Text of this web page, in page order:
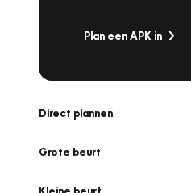
Plan een APK in
Direct plannen
Grote beurt